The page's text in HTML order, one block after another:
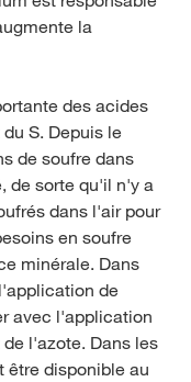
la
des acides
S. Depuis le
de soufre dans
de sorte qu'il n'y a
dans l'air pour
en soufre
minérale. Dans
de
avec l'application
l'azote. Dans les
être disponible au